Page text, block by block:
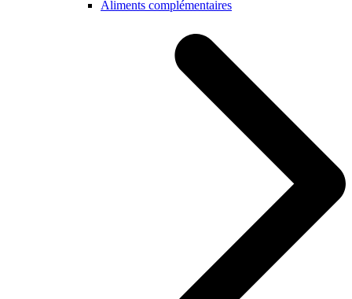
Aliments complémentaires